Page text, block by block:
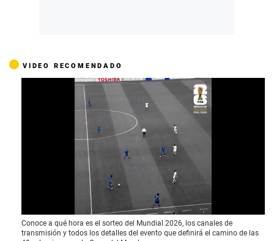
VIDEO RECOMENDADO
0
o
f
Conoce a qué hora es el sorteo del Mundial 2026, los canales de
transmisión y todos los detalles del evento que definirá el camino de las